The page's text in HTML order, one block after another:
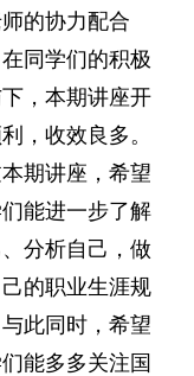
的协力配合
同学们的积极
，本期讲座开
，收效良多。
期讲座，希望
们能进一步了解
分析自己，做
的职业生涯规
此同时，希望
能多多关注国